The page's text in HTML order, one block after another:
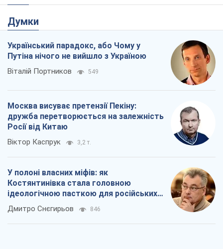
Думки
Український парадокс, або Чому у
Путіна нічого не вийшло з Україною
Віталій Портников 549
Москва висуває претензії Пекіну:
дружба перетворюється на залежність
Росії від Китаю
Віктор Каспрук 3,2 т.
У полоні власних міфів: як
Костянтинівка стала головною
ідеологічною пасткою для російських
окупантів
Дмитро Снєгирьов 846